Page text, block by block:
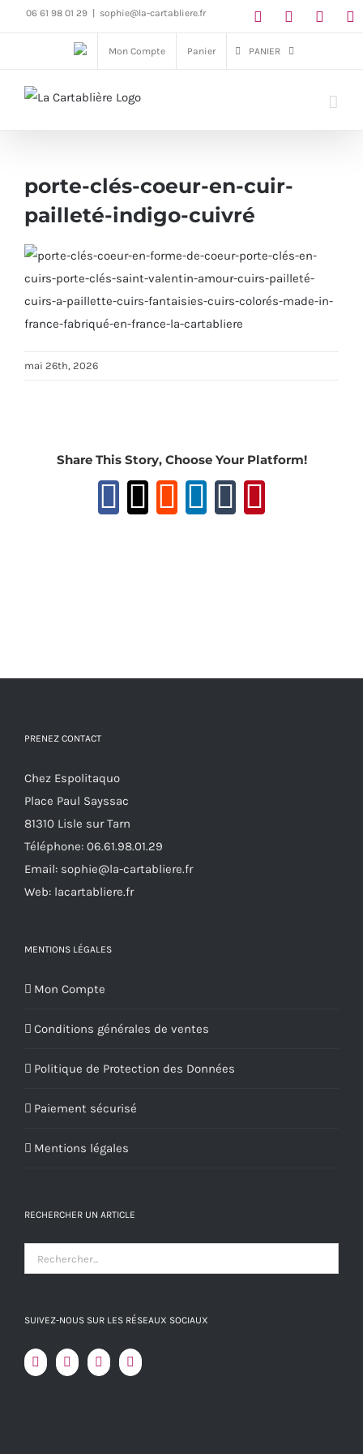
Passer06 61 98 01 29 sophie@la-cartabliere.fr
Mon Compte Panier PANIER
porte-clés-coeur-en-cuir-
pailleté-indigo-cuivré
mai 26th, 2026
Share This Story, Choose Your Platform!
Facebook
XReddit
LinkedIn
Tumblr
PRENEZ CONTACT
Chez Espolitaquo
Place Paul Sayssac
81310 Lisle sur Tarn
Téléphone: 06.61.98.01.29
Email: sophie@la-cartabliere.fr
Web: lacartabliere.fr
MENTIONS LÉGALES
Mon Compte
Conditions générales de ventes
Politique de Protection des Données
Paiement sécurisé
Mentions légales
RECHERCHER UN ARTICLE
SUIVEZ-NOUS SUR LES RÉSEAUX SOCIAUX